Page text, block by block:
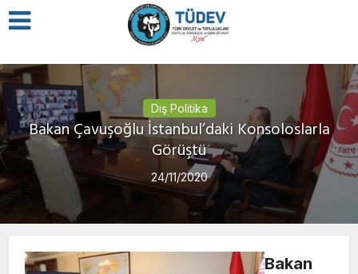
Dış Politika
Bakan Çavuşoğlu İstanbul’daki Konsoloslarla
Görüştü
24/11/2020
Bakan